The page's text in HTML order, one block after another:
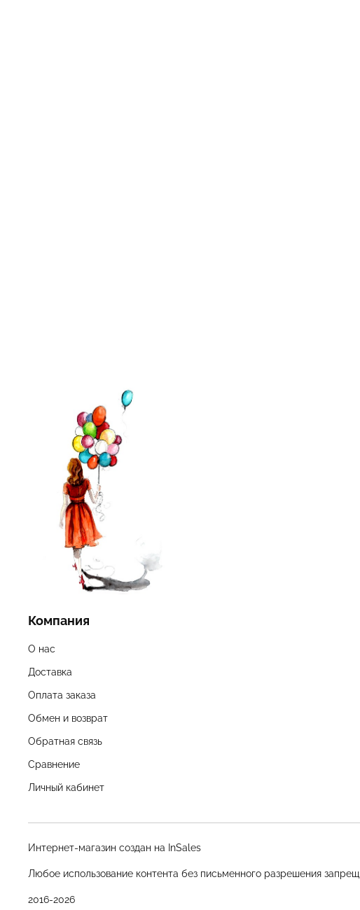
Компания
О нас
Доставка
Оплата заказа
Обмен и возврат
Обратная связь
Сравнение
Личный кабинет
Интернет-магазин создан на InSales
Любое использование контента без письменного разрешения
2016-2026